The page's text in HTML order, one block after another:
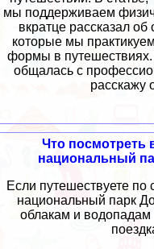
мы поддерживаем
вкратце рассказал
которые мы
формы в
общалась с
расскажу
Что посмотреть
национальный
Если путешествуете по
национальный парк
облакам и водопадам